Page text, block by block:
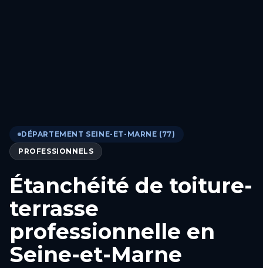
DÉPARTEMENT SEINE-ET-MARNE (77)
PROFESSIONNELS
Étanchéité de toiture-
terrasse
professionnelle en
Seine-et-Marne